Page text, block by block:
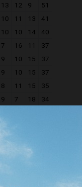
13 12 9
51
10 11 13
41
10 10 14
40
7 16 11
37
9 10 15
37
9 10 15
37
8 11 15
35
9 7 18
34
6